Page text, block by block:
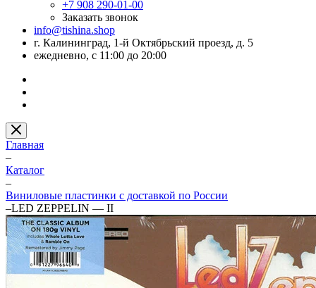
+7 908 290-01-00
Заказать звонок
info@tishina.shop
г. Калининград, 1-й Октябрьский проезд, д. 5
ежедневно, с 11:00 до 20:00
Главная
–
Каталог
–
Виниловые пластинки с доставкой по России
–LED ZEPPELIN — II